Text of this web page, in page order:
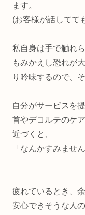
ます。
(お客様が話してて
私自身は手で触れ
もみかえし恐れが
り吟味するので、
自分がサービスを
首やデコルテのケ
近づくと、
「なんかすみませ
疲れているとき、
安心できそうな人